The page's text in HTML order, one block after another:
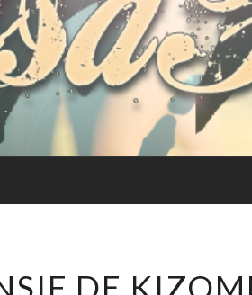
De
Et De
En
Forme
INTENSIF
DE